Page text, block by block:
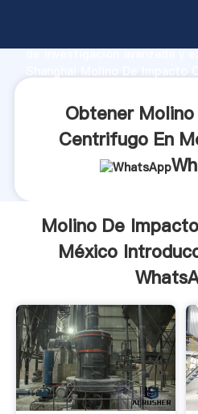
de investigación avanzada y
clientes.Obtener
Centrifugo En
Molino De
México